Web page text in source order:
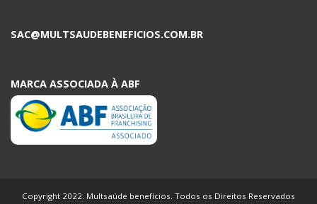
SAC@MULTSAUDEBENEFICIOS.COM.BR
MARCA ASSOCIADA À ABF
Copyright 2022. Multsaúde benefícios. Todos os Direitos Reservados